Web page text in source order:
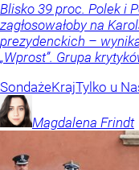
Blisko 39 proc. Polek i
zagłosowałoby na
prezydenckich –
„Wprost”. Grupa
SondażeKrajTylko u
Magdalena Frindt